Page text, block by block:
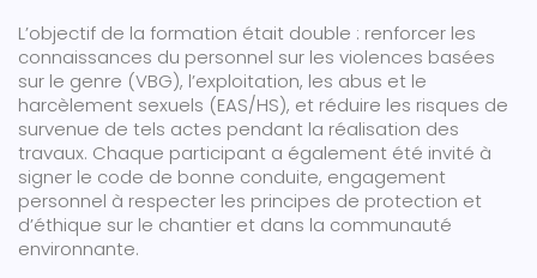
L’objectif de la formation était double : renforcer les
connaissances du personnel sur les violences basées
sur le genre (VBG), l’exploitation, les abus et le
harcèlement sexuels (EAS/HS), et réduire les risques de
survenue de tels actes pendant la réalisation des
travaux. Chaque participant a également été invité à
signer le code de bonne conduite, engagement
personnel à respecter les principes de protection et
d’éthique sur le chantier et dans la communauté
environnante.